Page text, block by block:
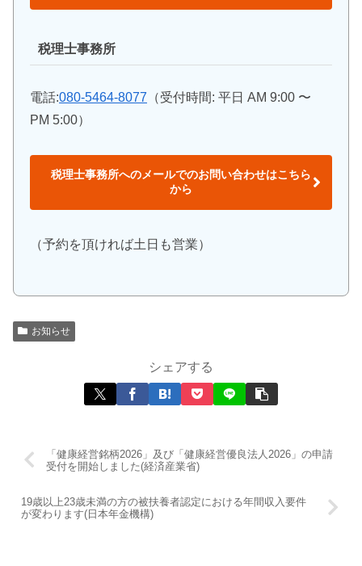
税理士事務所
電話:080-5464-8077 （受付時間: 平日 AM 9:00 〜
PM 5:00）
税理士事務所へのメールでのお問い合わせはこちら
から
（予約を頂ければ土日も営業）
お知らせ
シェアする
「健康経営銘柄2026」及び「健康経営優良法人2026」の申請
受付を開始しました(経済産業省)
19歳以上23歳未満の方の被扶養者認定における年間収入要件
が変わります(日本年金機構)